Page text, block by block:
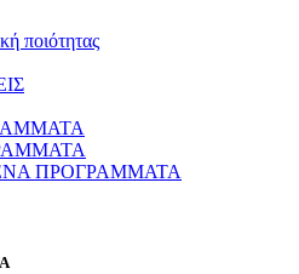
ποιότητας
ΠΡΟΓΡΑΜΜΑΤΑ